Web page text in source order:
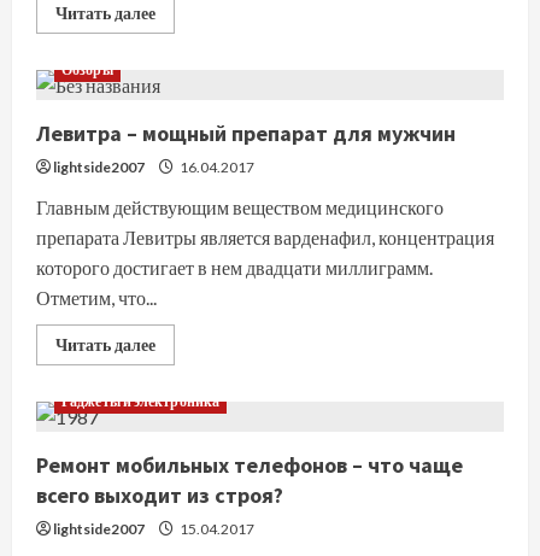
Читать далееПрочитать
больше
автоматы
на
деньги
в
онлайн
казино
Обзоры
Левитра – мощный препарат для мужчин
lightside2007 16.04.2017
Главным действующим веществом медицинского
препарата Левитры является варденафил, концентрация
которого достигает в нем двадцати миллиграмм.
Отметим, что...
Читать далееПрочитать
больше
–
для
мужчин
Гаджеты и электроника
Ремонт мобильных телефонов – что чаще
всего выходит из строя?
lightside2007 15.04.2017